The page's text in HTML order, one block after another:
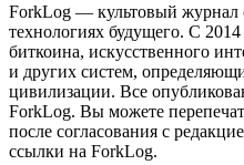
ForkLog — культовый журнал
технологиях будущего. С
биткоина, искусственного
и других систем,
цивилизации. Все
ForkLog. Вы можете
после согласования с
ссылки на ForkLog.